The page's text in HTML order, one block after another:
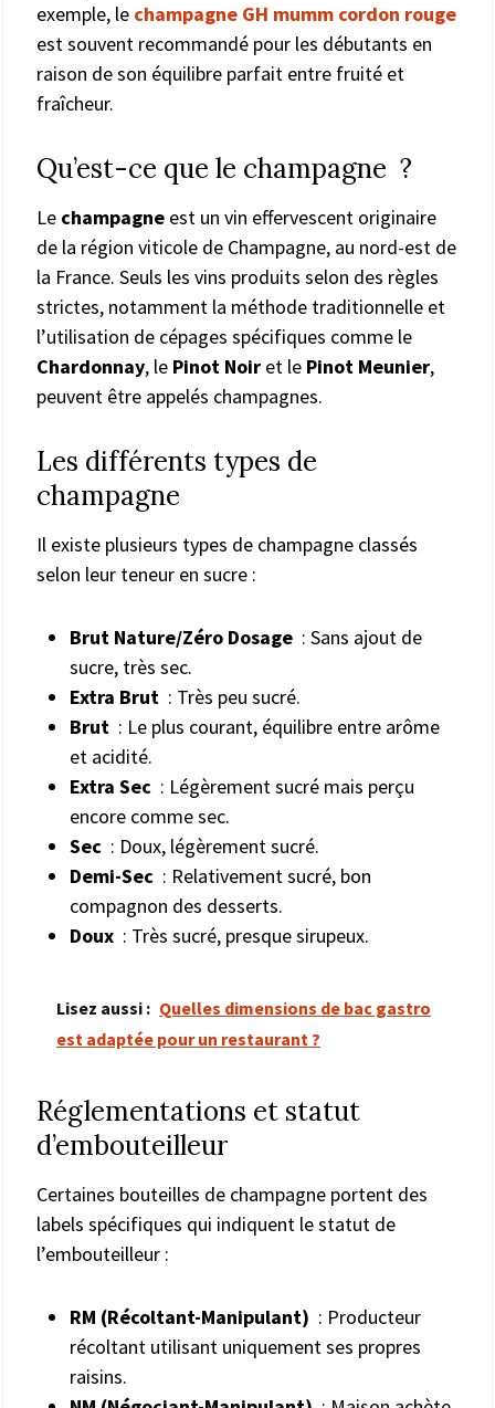
exemple, le champagne GH mumm cordon rouge
est souvent recommandé pour les débutants en
raison de son équilibre parfait entre fruité et
fraîcheur.
Qu’est-ce que le champagne ?
Le champagne est un vin effervescent originaire
de la région viticole de Champagne, au nord-est de
la France. Seuls les vins produits selon des règles
strictes, notamment la méthode traditionnelle et
l’utilisation de cépages spécifiques comme le
Chardonnay, le Pinot Noir et le Pinot Meunier,
peuvent être appelés champagnes.
Les différents types de
champagne
Il existe plusieurs types de champagne classés
selon leur teneur en sucre :
Brut Nature/Zéro Dosage : Sans ajout de
sucre, très sec.
Extra Brut : Très peu sucré.
Brut : Le plus courant, équilibre entre arôme
et acidité.
Extra Sec : Légèrement sucré mais perçu
encore comme sec.
Sec : Doux, légèrement sucré.
Demi-Sec : Relativement sucré, bon
compagnon des desserts.
Doux : Très sucré, presque sirupeux.
Lisez aussi : Quelles dimensions de bac gastro
est adaptée pour un restaurant ?
Réglementations et statut
d’embouteilleur
Certaines bouteilles de champagne portent des
labels spécifiques qui indiquent le statut de
l’embouteilleur :
RM (Récoltant-Manipulant) : Producteur
récoltant utilisant uniquement ses propres
raisins.